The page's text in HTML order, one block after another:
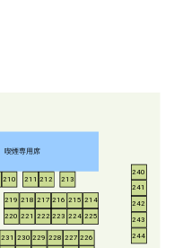
喫煙専用席
210 211 212 213
214
215
216
217
218
219
220 221 222 223 224 225
226
227
228
229
230
231
240
241
242
243
244